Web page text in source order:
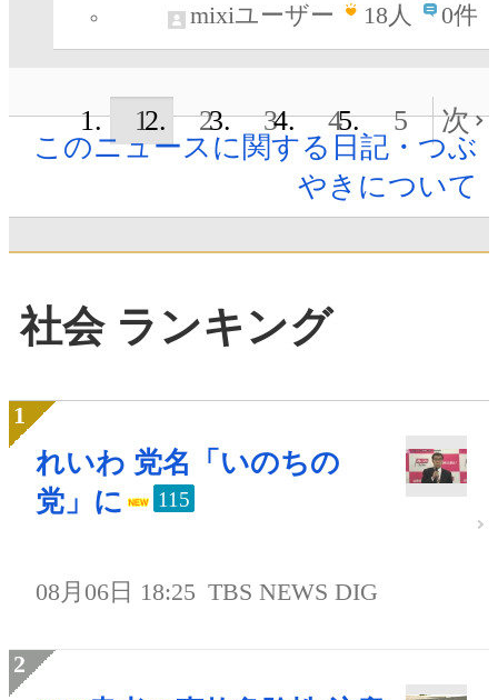
mixiユーザー
18人 0件
1 2 3 4 5
次
このニュースに関する日記・つぶ
やきについて
社会 ランキング
れいわ 党名「いのちの
党」に
115
08月06日 18:25 TBS NEWS DIG